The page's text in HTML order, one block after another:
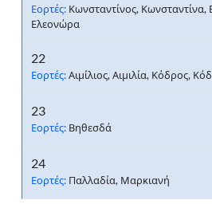
Εορτές: Κωνσταντίνος, Κωνσταντίνα,
Ελεονώρα
22
Εορτές:Αιμίλιος, Αιμιλία, Κόδρος,
23
Εορτές: Βηθεσδά
24
Εορτές: Παλλαδία, Μαρκιανή